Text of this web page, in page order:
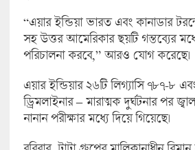
“এয়ার ইন্ডিয়া ভারত এবং কানাডার
সহ উত্তর আমেরিকার ছয়টি গন্তব্যের
পরিচালনা করবে,” আরও যোগ করেছে।
এয়ার ইন্ডিয়ার ২৬টি লিগ্যাসি ৭৮৭-৮
ড্রিমলাইনার – মারাত্মক দুর্ঘটনার পর
নানান পরীক্ষার মধ্যে দিয়ে গিয়েছে।